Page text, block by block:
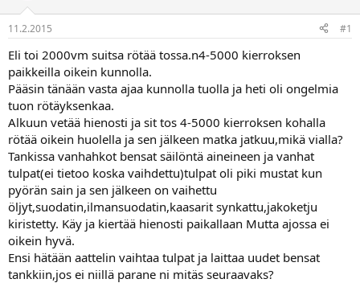
s
t
e
u
n
a
l
o
i
t
t
a
j
a
p
ä
v
ä
11.2.2015 #1
Eli toi 2000vm suitsa rötää tossa.n4-5000 kierroksen
paikkeilla oikein kunnolla.
Pääsin tänään vasta ajaa kunnolla tuolla ja heti oli ongelmia
tuon rötäyksenkaa.
Alkuun vetää hienosti ja sit tos 4-5000 kierroksen kohalla
rötää oikein huolella ja sen jälkeen matka jatkuu,mikä vialla?
Tankissa vanhahkot bensat säilöntä aineineen ja vanhat
tulpat(ei tietoo koska vaihdettu)tulpat oli piki mustat kun
pyörän sain ja sen jälkeen on vaihettu
öljyt,suodatin,ilmansuodatin,kaasarit synkattu,jakoketju
kiristetty. Käy ja kiertää hienosti paikallaan Mutta ajossa ei
oikein hyvä.
Ensi hätään aattelin vaihtaa tulpat ja laittaa uudet bensat
tankkiin,jos ei niillä parane ni mitäs seuraavaks?